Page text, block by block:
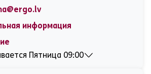
Закрыто
информация
Пятница 09:00